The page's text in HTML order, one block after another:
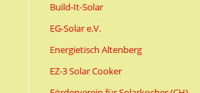
Build-It-Solar
EG-Solar e.V.
Energietisch Altenberg
EZ-3 Solar Cooker